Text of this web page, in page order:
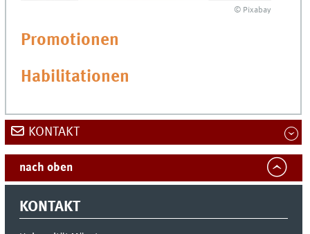
© Pixabay
Promotionen
Habilitationen
KONTAKT
nach oben
KONTAKT